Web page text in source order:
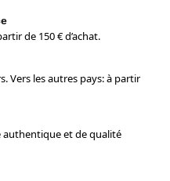
de 150 € d’achat.
Vers les autres pays: à partir
authentique et de qualité